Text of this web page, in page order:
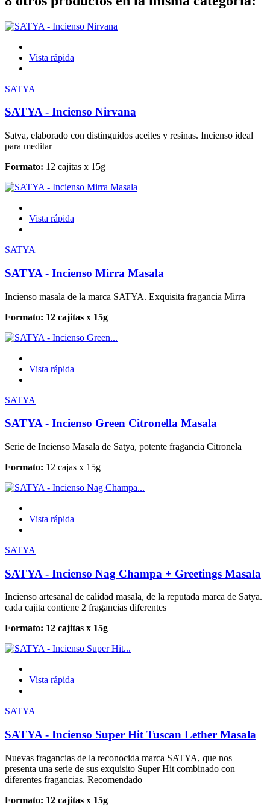
Vista rápida
SATYA
SATYA - Incienso Nirvana
Satya, elaborado con distinguidos aceites y resinas. Incienso ideal
para meditar
Formato: 12 cajitas x 15g
Vista rápida
SATYA
SATYA - Incienso Mirra Masala
Incienso masala de la marca SATYA. Exquisita fragancia Mirra
Formato: 12 cajitas x 15g
Vista rápida
SATYA
SATYA - Incienso Green Citronella Masala
Serie de Incienso Masala de Satya, potente fragancia Citronela
Formato: 12 cajas x 15g
Vista rápida
SATYA
SATYA - Incienso Nag Champa + Greetings Masala
Incienso artesanal de calidad masala, de la reputada marca de Satya.
cada cajita contiene 2 fragancias diferentes
Formato: 12 cajitas x 15g
Vista rápida
SATYA
SATYA - Incienso Super Hit Tuscan Lether Masala
Nuevas fragancias de la reconocida marca SATYA, que nos
presenta una serie de sus exquisito Super Hit combinado con
diferentes fragancias. Recomendado
Formato: 12 cajitas x 15g